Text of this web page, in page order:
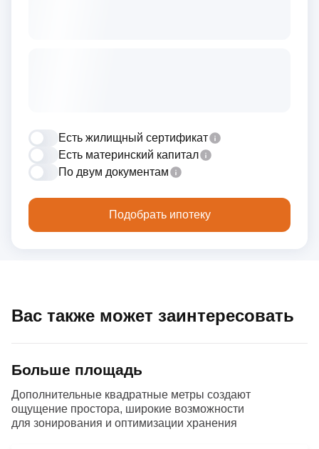
Есть жилищный сертификат
Есть материнский капитал
По двум документам
Подобрать ипотеку
Вас также может заинтересовать
Больше площадь
Дополнительные квадратные метры создают
ощущение простора, широкие возможности
для зонирования и оптимизации хранения